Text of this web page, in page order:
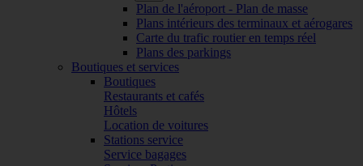
Plan de l'aéroport - Plan de masse
Plans intérieurs des terminaux et aérogares
Carte du trafic routier en temps réel
Plans des parkings
Boutiques et services
Boutiques
Restaurants et cafés
Hôtels
Location de voitures
Stations service
Service bagages